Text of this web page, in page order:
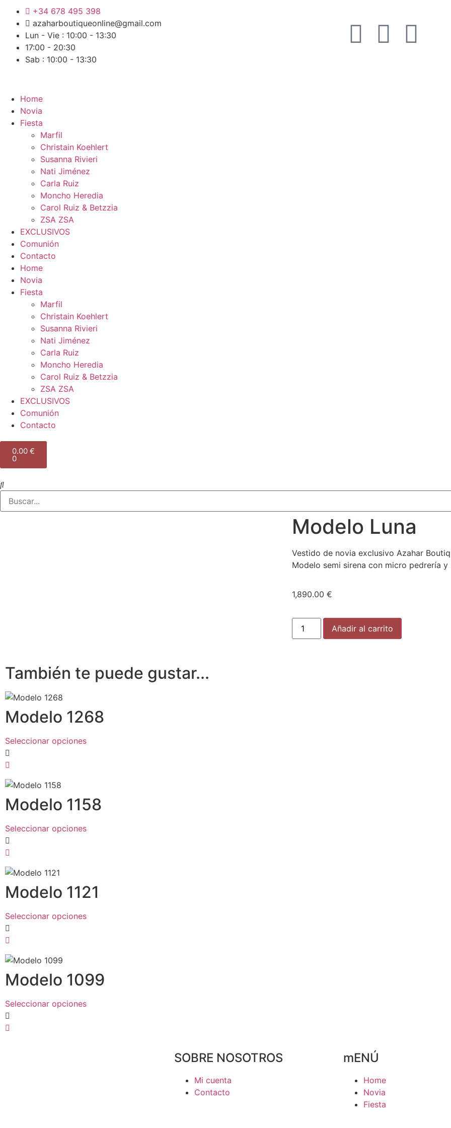
+34 678 495 398
azaharboutiqueonline@gmail.com
Lun - Vie : 10:00 - 13:30
17:00 - 20:30
Sab : 10:00 - 13:30
Home
Novia
Fiesta
Marfil
Christain Koehlert
Susanna Rivieri
Nati Jiménez
Carla Ruiz
Moncho Heredia
Carol Ruiz & Betzzia
ZSA ZSA
EXCLUSIVOS
Comunión
Contacto
Home
Novia
Fiesta
Marfil
Christain Koehlert
Susanna Rivieri
Nati Jiménez
Carla Ruiz
Moncho Heredia
Carol Ruiz & Betzzia
ZSA ZSA
EXCLUSIVOS
Comunión
Contacto
0.00 €
0
Modelo Luna
Vestido de novia exclusivo Azahar
Modelo semi sirena con micro pedrería
1,890.00 €
Añadir al carrito
También te puede gustar...
Modelo 1268
Seleccionar opciones
Modelo 1158
Seleccionar opciones
Modelo 1121
Seleccionar opciones
Modelo 1099
Seleccionar opciones
SOBRE NOSOTROS
Mi cuenta
Contacto
mENÚ
Home
Novia
Fiesta